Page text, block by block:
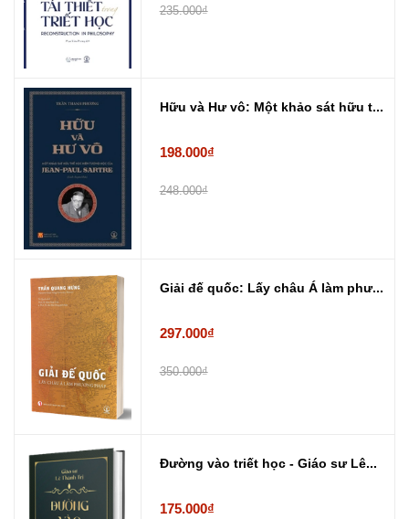
235.000₫
Hữu và Hư vô: Một khảo sát hữu t...
198.000₫
248.000₫
Giải đế quốc: Lấy châu Á làm phư...
297.000₫
350.000₫
Đường vào triết học - Giáo sư Lê...
175.000₫